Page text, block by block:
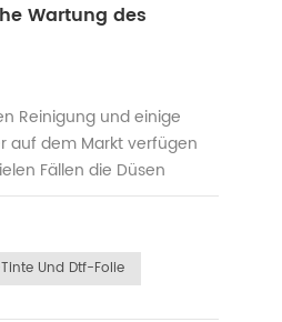
Wartung des
Reinigung und einige
auf dem Markt verfügen
Fällen die Düsen
wir vor jedem
Und Dtf-Folie